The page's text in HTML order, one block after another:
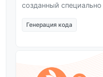
созданный
Генерация кода